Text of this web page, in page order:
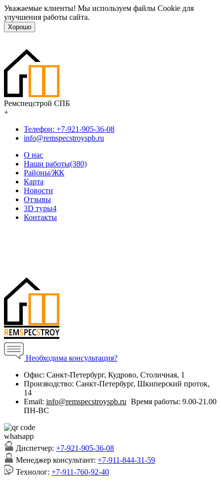
Уважаемые клиенты! Мы используем файлы Cookie для
улучшения работы сайта.
Хорошо
Ремспецстрой СПБ
+
Телефон: +7-921-905-36-08
info@remspecstroyspb.ru
О нас
Наши работы(380)
Районы/ЖК
Карта
Новости
Отзывы
3D туры4
Контакты
Необходима консультация?
Офис: Санкт-Петербург, Кудрово, Столичная, 1
Производство: Санкт-Петербург, Шкиперский проток,
14
Email: info@remspecstroyspb.ru Время работы: 9.00-21.00
ПН-ВС
Диспетчер: +7-921-905-36-08
Менеджер консультант: +7-911-844-31-59
Технолог: +7-911-760-92-40